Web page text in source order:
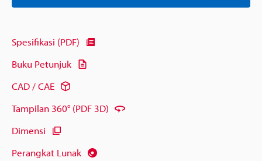
Spesifikasi (PDF)
Buku Petunjuk
CAD / CAE
Tampilan 360° (PDF 3D)
Dimensi
Perangkat Lunak